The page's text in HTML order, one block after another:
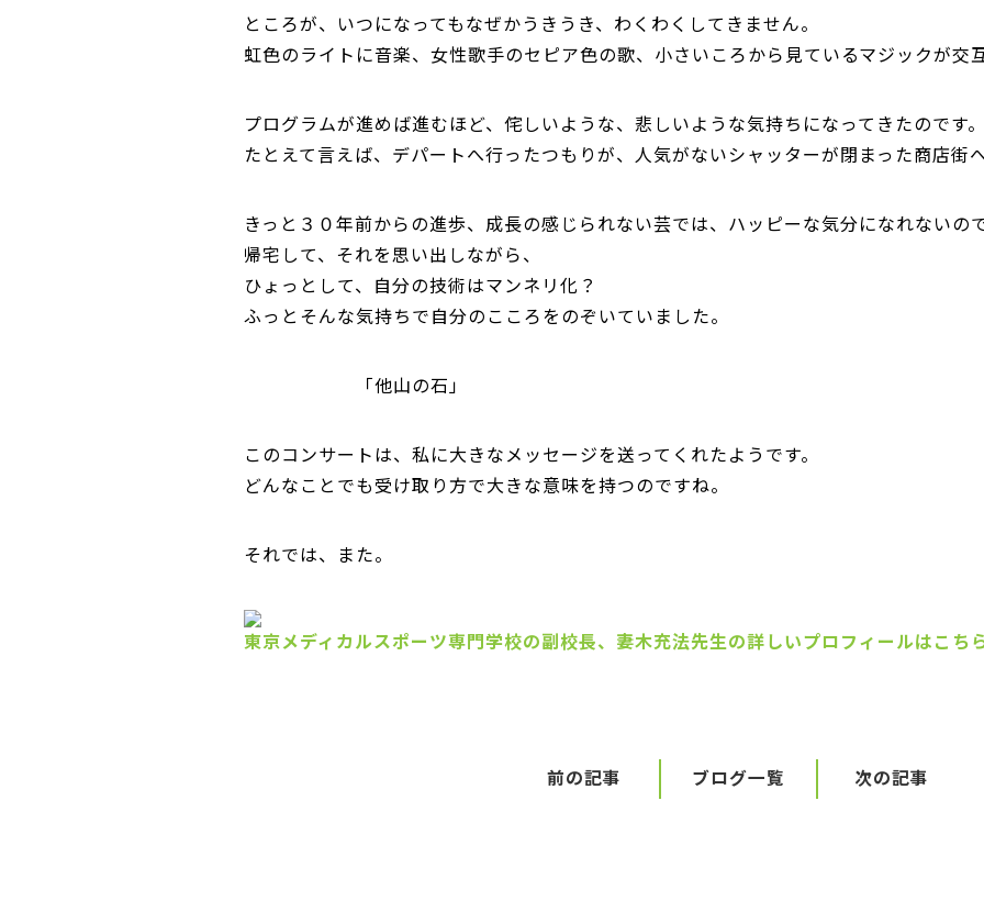
ところが、いつになってもなぜかうきうき、わくわくしてきません。
虹色のライトに音楽、女性歌手のセピア色の歌、小さいころから見ているマジックが交
プログラムが進めば進むほど、侘しいような、悲しいような気持ちになってきたのです
たとえて言えば、デパートへ行ったつもりが、人気がないシャッターが閉まった商店街
きっと３０年前からの進歩、成長の感じられない芸では、ハッピーな気分になれないの
帰宅して、それを思い出しながら、
ひょっとして、自分の技術はマンネリ化？
ふっとそんな気持ちで自分のこころをのぞいていました。
「他山の石」
このコンサートは、私に大きなメッセージを送ってくれたようです。
どんなことでも受け取り方で大きな意味を持つのですね。
それでは、また。
東京メディカルスポーツ専門学校の副校長、妻木充法先生の詳しいプロフィールはこち
前の記事 ブログ一覧 次の記事